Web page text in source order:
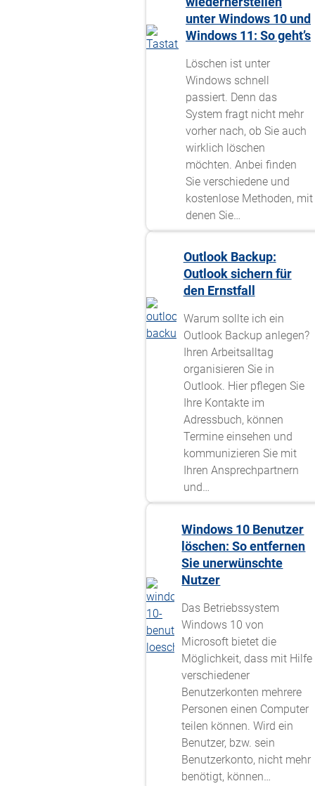
unter Windows 10 und
Windows 11: So geht’s
Löschen ist unter
Windows schnell
passiert. Denn das
System fragt nicht mehr
vorher nach, ob Sie auch
wirklich löschen
möchten. Anbei finden
Sie verschiedene und
kostenlose Methoden, mit
denen Sie…
Outlook Backup:
Outlook sichern für
den Ernstfall
Warum sollte ich ein
Outlook Backup anlegen?
Ihren Arbeitsalltag
organisieren Sie in
Outlook. Hier pflegen Sie
Ihre Kontakte im
Adressbuch, können
Termine einsehen und
kommunizieren Sie mit
Ihren Ansprechpartnern
und…
Windows 10 Benutzer
löschen: So entfernen
Sie unerwünschte
Nutzer
Das Betriebssystem
Windows 10 von
Microsoft bietet die
Möglichkeit, dass mit Hilfe
verschiedener
Benutzerkonten mehrere
Personen einen Computer
teilen können. Wird ein
Benutzer, bzw. sein
Benutzerkonto, nicht mehr
benötigt, können…